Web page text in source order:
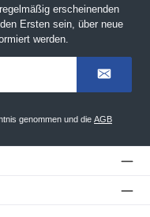
erscheinenden
Ersten sein, über neue
werden.
genommen und die AGB